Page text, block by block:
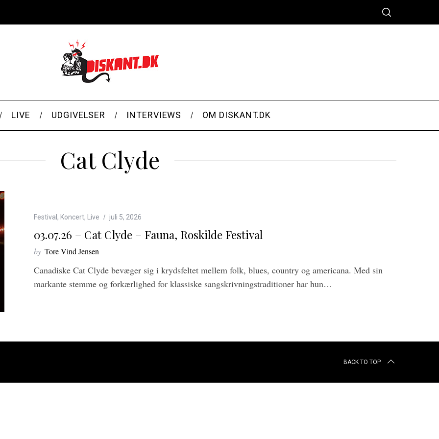
LIVE UDGIVELSER INTERVIEWS OM DISKANT.DK
Cat Clyde
Festival , Koncert, Live juli 5, 2026
03.07.26 – Cat Clyde – Fauna, Roskilde Festival
by Tore Vind Jensen
Canadiske Cat Clyde bevæger sig i krydsfeltet mellem folk, blues, country og americana. Med sin
markante stemme og forkærlighed for klassiske sangskrivningstraditioner har hun…
BACK TO TOP